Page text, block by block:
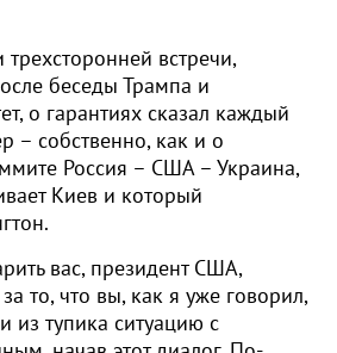
трехсторонней встречи,
беседы Трампа и
о гарантиях сказал каждый
– собственно, как и о
Россия – США – Украина,
Киев и который
вас, президент США,
то, что вы, как я уже говорил,
из тупика ситуацию с